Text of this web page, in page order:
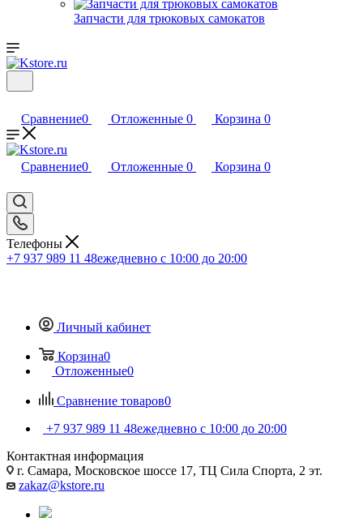
Запчасти для трюковых самокатов
Сравнение0 Отложенные 0 Корзина 0
Сравнение0 Отложенные 0 Корзина 0
Телефоны
+7 937 989 11 48ежедневно с 10:00 до 20:00
Личный кабинет
Корзина0
Отложенные0
Сравнение товаров0
+7 937 989 11 48ежедневно с 10:00 до 20:00
Контактная информация
г. Самара, Московское шоссе 17, ТЦ Сила Спорта, 2 эт.
zakaz@kstore.ru